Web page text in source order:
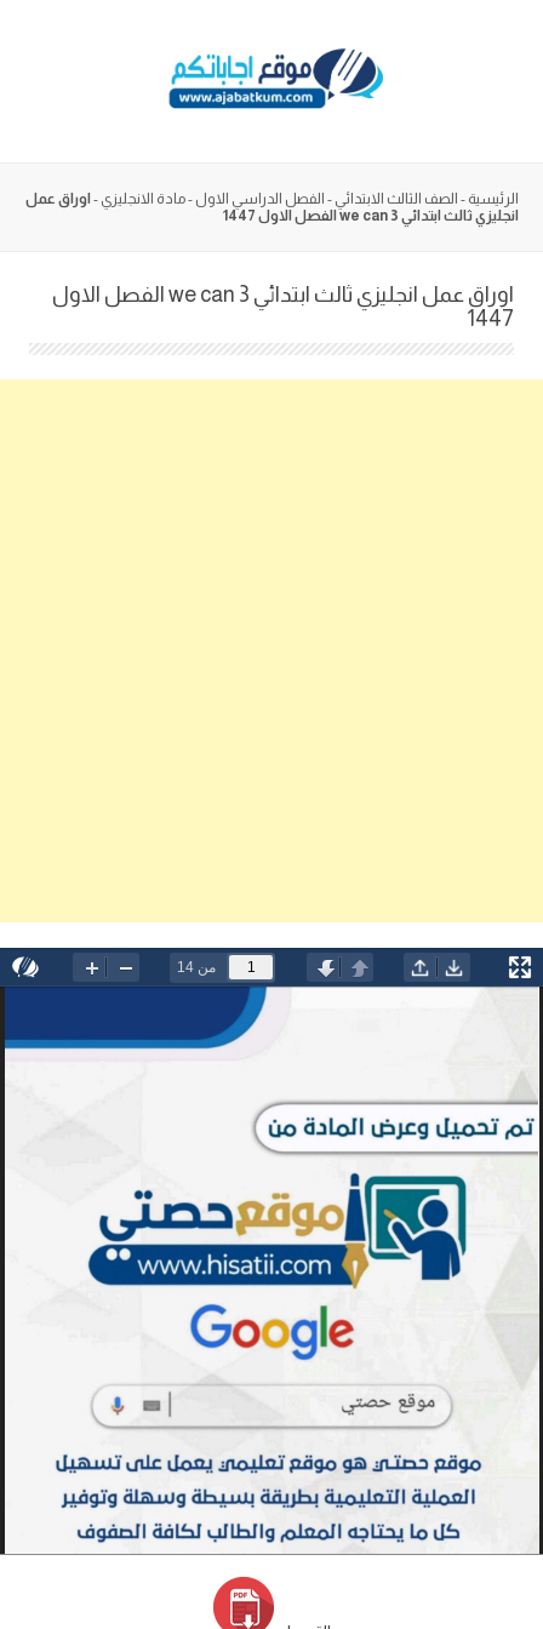
الرئيسية - الصف الثالث الابتدائي - الفصل الدراسي الاول -مادة الانجليزي - اوراق عمل
انجليزي ثالث ابتدائي we can 3 الفصل الاول 1447
اوراق عمل انجليزي ثالث ابتدائي we can 3 الفصل الاول
1447